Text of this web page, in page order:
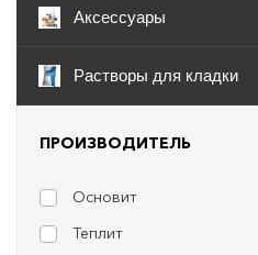
Аксессуары
Растворы для кладки
ПРОИЗВОДИТЕЛЬ
Основит
Теплит